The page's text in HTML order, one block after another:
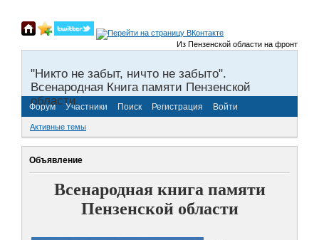
Из Пензенской области на фронты
"Никто не забыт, ничто не забыто".
Всенародная Книга памяти Пензенской
области.
Форум Участники Поиск Регистрация Войти
Активные темы
Объявление
Всенародная книга памяти
Пензенской области